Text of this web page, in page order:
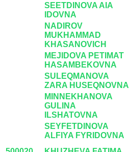
SEETDINOVA AIA
IDOVNA
NADIROV
MUKHAMMAD
KHASANOVICH
MEJIDOVA PETIMAT
HASAMBEKOVNA
SULEQMANOVA
ZARA HUSEQNOVNA
MINNEKHANOVA
GULINA
ILSHATOVNA
SEYFETDINOVA
ALFIYA FYRIDOVNA